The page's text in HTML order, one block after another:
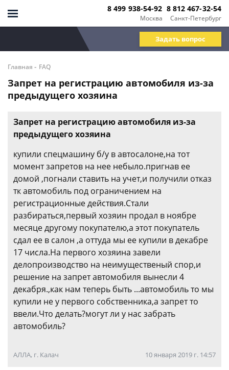
Москва
8 499 938-54-92
Санкт-Петербург
8 812 467-32-54
Задать вопрос
Главная - FAQ
Запрет на регистрацию автомобиля из-за
предыдущего хозяина
Запрет на регистрацию автомобиля из-за
предыдущего хозяина
купили спецмашину б/у в автосалоне,на тот
момент запретов на нее небыло.пригнав ее
домой ,погнали ставить на учет,и получили отказ
тк автомобиль под ограничением на
регистрационные действия.Стали
разбираться,первый хозяин продал в ноябре
месяце другому покупателю,а этот покупатель
сдал ее в салон ,а оттуда мы ее купили в декабре
17 числа.На первого хозяина завели
делопроизводство на неимущественый спор,и
решение на запрет автомобиля вынесли 4
декабря.,как нам теперь быть ...автомобиль то мы
купили не у первого собственника,а запрет то
ввели.Что делать?могут ли у нас забрать
автомобиль?
АЛЛА, г. Калач 10 января 2019 г. 14:57